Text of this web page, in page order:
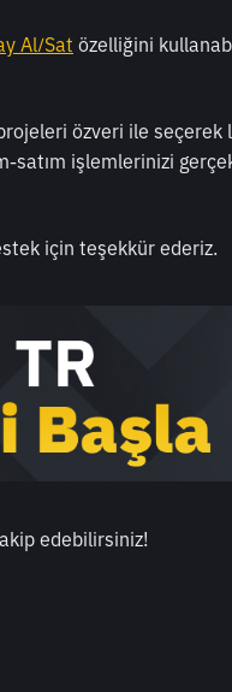
Al/Sat özelliğini
özveri ile
satım işlemlerinizi
için teşekkür ederiz.
edebilirsiniz!